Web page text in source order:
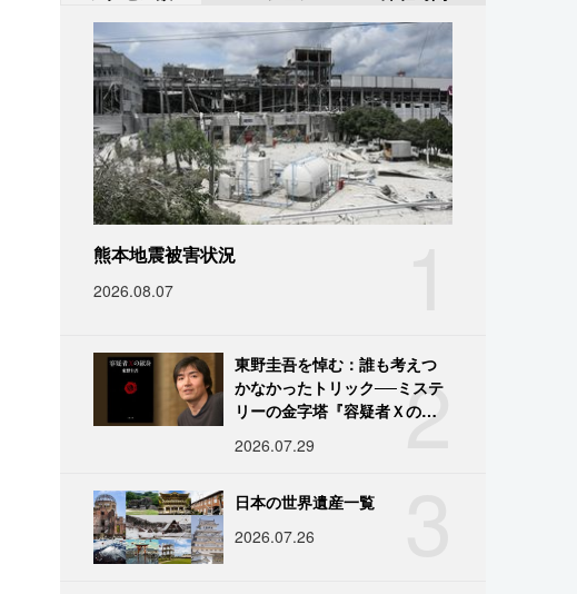
熊本地震被害状況
2026.08.07
2
東野圭吾を悼む：誰も考えつ
かなかったトリック──ミステ
リーの金字塔『容疑者Ｘの献
2026.07.29
日本の世界遺産一覧
2026.07.26